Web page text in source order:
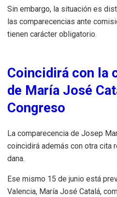
Sin embargo, la situación es
las comparecencias ante
tienen carácter obligatorio.
Coincidirá con la
de María José
Congreso
La comparecencia de Josep
coincidirá además con otra cita
dana.
Ese mismo 15 de junio está
Valencia, María José Catalá,